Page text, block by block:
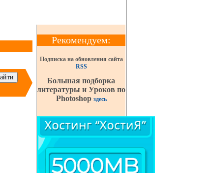
Рекомендуем:
Подписка на обновления сайта
RSS
Большая подборка
литературы и Уроков по
Photoshop здесь